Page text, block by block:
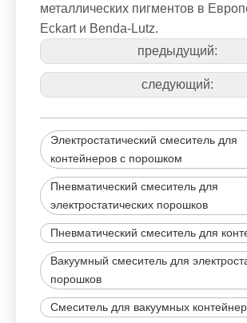
металлических пигментов в
Eckart и Benda-Lutz.
предыдущий:
следующий:
Электростатический смеситель для
контейнеров с порошком
Пневматический смеситель для
электростатических порошков
Пневматический смеситель для
Вакуумный смеситель для
порошков
Смеситель для вакуумных